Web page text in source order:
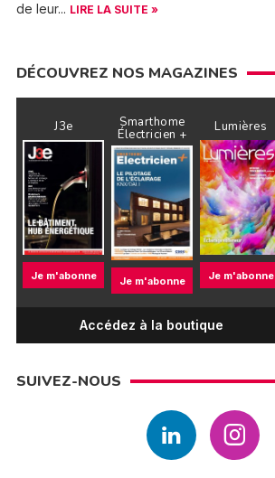
de leur... LIRE LA SUITE »
DÉCOUVREZ NOS MAGAZINES
J3e
Je m'abonne
Smarthome
Électricien +
Je m'abonne
Lumières
Je m'abonne
Accédez à la boutique
SUIVEZ-NOUS